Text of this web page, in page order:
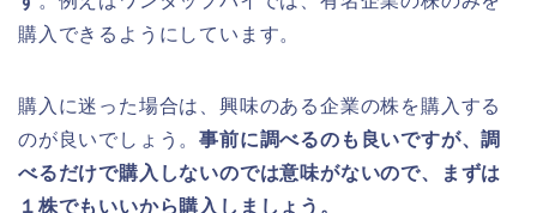
購入できるようにしています。
購入に迷った場合は、興味のある企業の株を購入する
のが良いでしょう。事前に調べるのも良いですが、調
べるだけで購入しないのでは意味がないので、まずは
１株でもいいから購入しましょう。